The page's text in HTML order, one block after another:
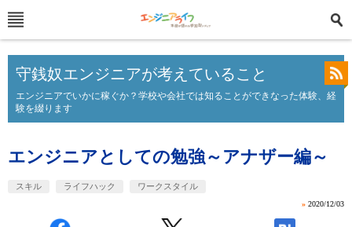
守銭奴エンジニアが考えていること
エンジニアでいかに稼ぐか？学校や会社では知ることができなった体験、経
験を綴ります
エンジニアとしての勉強～アナザー編～
スキル ライフハック ワークスタイル
» 2020/12/03